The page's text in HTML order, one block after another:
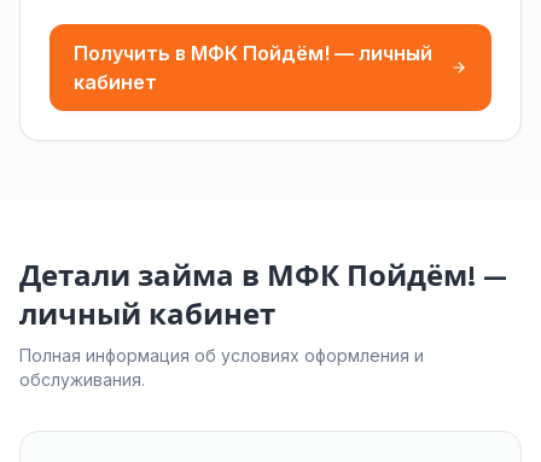
Получить в МФК Пойдём! — личный
кабинет
Детали займа в МФК Пойдём! —
личный кабинет
Полная информация об условиях оформления и
обслуживания.